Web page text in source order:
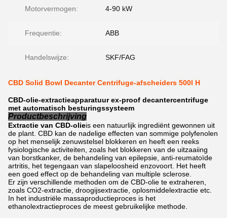
Motorvermogen: 4-90 kW
Frequentie: ABB
Handelswijze: SKF/FAG
CBD Solid Bowl Decanter Centrifuge-afscheiders 500l H
CBD-olie-extractieapparatuur ex-proof decantercentrifuge
met automatisch besturingssysteem
Productbeschrijving
Extractie van CBD-olieis een natuurlijk ingrediënt gewonnen uit
de plant. CBD kan de nadelige effecten van sommige polyfenolen
op het menselijk zenuwstelsel blokkeren en heeft een reeks
fysiologische activiteiten, zoals het blokkeren van de uitzaaiing
van borstkanker, de behandeling van epilepsie, anti-reumatoïde
artritis, het tegengaan van slapeloosheid enzovoort. Het heeft
een goed effect op de behandeling van multiple sclerose.
Er zijn verschillende methoden om de CBD-olie te extraheren,
zoals CO2-extractie, droogijsextractie, oplosmiddelextractie etc.
In het industriële massaproductieproces is het
ethanolextractieproces de meest gebruikelijke methode.